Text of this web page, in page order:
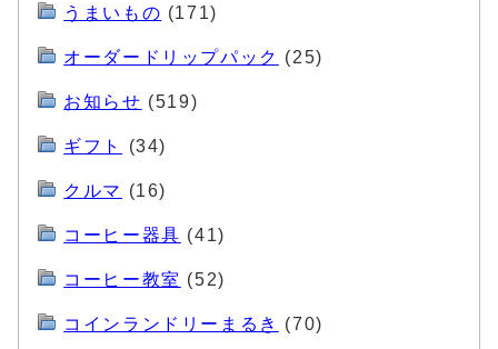
うまいもの (171)
オーダードリップパック (25)
お知らせ (519)
ギフト (34)
クルマ (16)
コーヒー器具 (41)
コーヒー教室 (52)
コインランドリーまるき (70)